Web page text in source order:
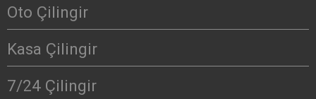
Oto Çilingir
Kasa Çilingir
7/24 Çilingir